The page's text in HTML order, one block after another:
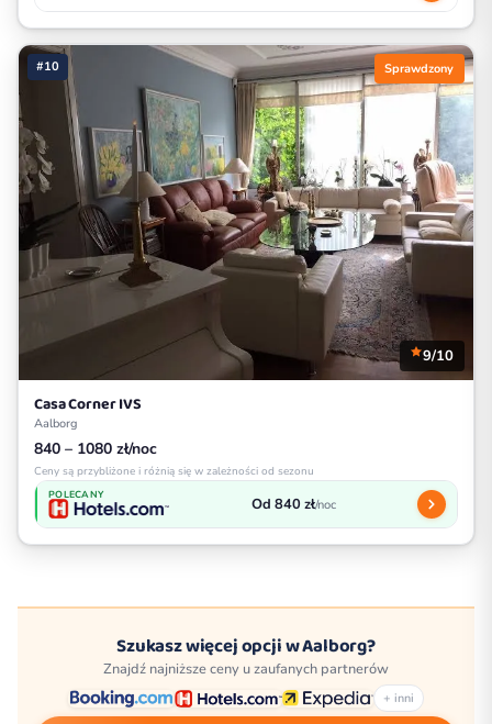
#10 Sprawdzony
9/10
Casa Corner IVS
Aalborg
840 – 1080 zł/noc
Ceny są przybliżone i różnią się w zależności od sezonu
POLECANY Od 840 zł/noc
Szukasz więcej opcji w Aalborg?
Znajdź najniższe ceny u zaufanych partnerów
+ inni